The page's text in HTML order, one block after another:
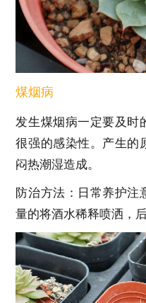
煤烟病
发生煤烟病一定要及时
很强的感染性。产生的
闷热潮湿造成。
防治方法：日常养护注
量的将酒水稀释喷洒，